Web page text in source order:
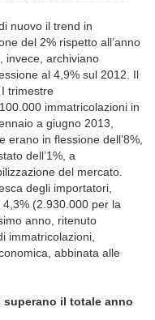
nuovo il trend in
del 2% rispetto all’anno
invece, archiviano
al 4,9% sul 2012. Il
trimestre
immatricolazioni in
a giugno 2013,
in flessione dell’8%,
dell’1%, a
del mercato.
degli importatori,
(2.930.000 per la
anno, ritenuto
immatricolazioni,
abbinata alle
superano il totale anno